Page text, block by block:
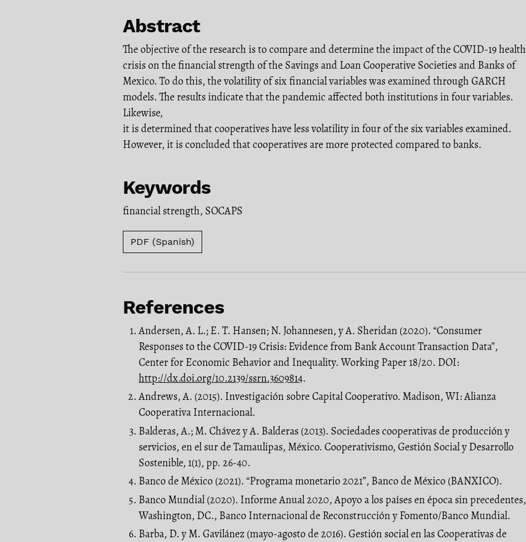
Abstract
The objective of the research is to compare and determine the impact of the COVID-19 health
crisis on the financial strength of the Savings and Loan Cooperative Societies and Banks of
Mexico. To do this, the volatility of six financial variables was examined through GARCH
models. The results indicate that the pandemic affected both institutions in four variables.
Likewise,
it is determined that cooperatives have less volatility in four of the six variables examined.
However, it is concluded that cooperatives are more protected compared to banks.
Keywords
financial strength, SOCAPS
PDF (Spanish)
References
Andersen, A. L.; E. T. Hansen; N. Johannesen, y A. Sheridan (2020). “Consumer
Responses to the COVID-19 Crisis: Evidence from Bank Account Transaction Data”,
Center for Economic Behavior and Inequality. Working Paper 18/20. DOI:
http://dx.doi.org/10.2139/ssrn.3609814.
Andrews, A. (2015). Investigación sobre Capital Cooperativo. Madison, WI: Alianza
Cooperativa Internacional.
Balderas, A.; M. Chávez y A. Balderas (2013). Sociedades cooperativas de producción y
servicios, en el sur de Tamaulipas, México. Cooperativismo, Gestión Social y Desarrollo
Sostenible, 1(1), pp. 26-40.
Banco de México (2021). “Programa monetario 2021”, Banco de México (BANXICO).
Banco Mundial (2020). Informe Anual 2020, Apoyo a los países en época sin precedentes,
Washington, DC., Banco Internacional de Reconstrucción y Fomento/Banco Mundial.
Barba, D. y M. Gavilánez (mayo-agosto de 2016). Gestión social en las Cooperativas de